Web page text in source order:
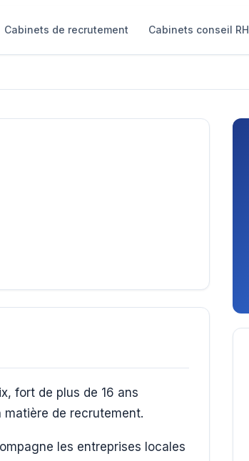
Cabinets de recrutement Cabinets conseil RH
fort de plus de 16 ans
matière de recrutement.
les entreprises locales